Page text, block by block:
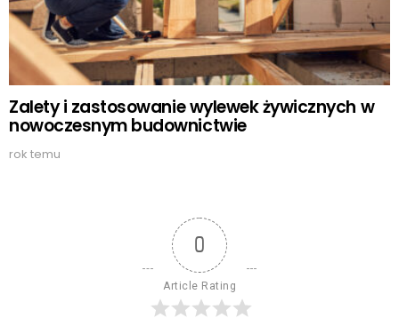
Zalety i zastosowanie wylewek żywicznych w
nowoczesnym budownictwie
rok temu
0
Article Rating